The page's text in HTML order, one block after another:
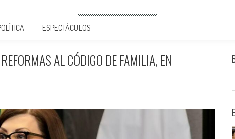
ESPECTÁCULOS
AL CÓDIGO DE FAMILIA, EN